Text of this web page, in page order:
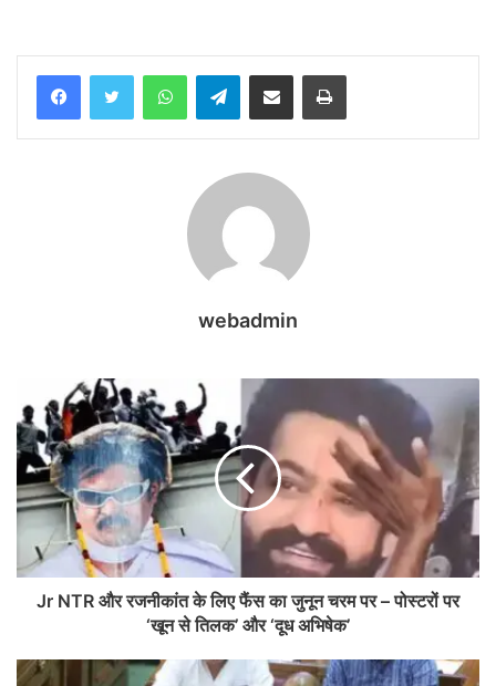
WhatsAppTelegramShare via Email Print
webadmin
Jr NTR और रजनीकांत के लिए फैंस का जुनून चरम पर – पोस्टरों पर
‘खून से तिलक’ और ‘दूध अभिषेक’